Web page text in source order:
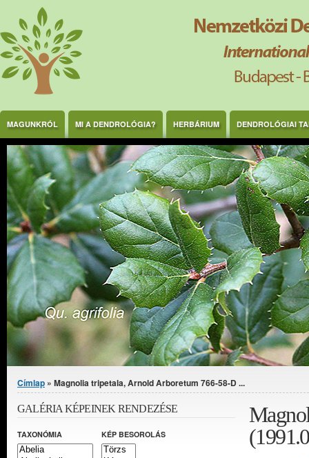
Ugrás a tartalomra
MAGUNKRÓL MI A DENDROLÓGIA? HERBÁRIUM DENDROLÓGIAI
Jelenlegi hely
Címlap » Magnolia tripetala, Arnold Arboretum 766-58-D ...
GALÉRIA KÉPEINEK RENDEZÉSE
TAXONÓMIA KÉP BESOROLÁS